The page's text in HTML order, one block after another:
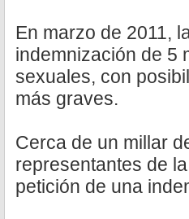
En marzo de 2011,
indemnización de 5
sexuales, con
más graves.
Cerca de un millar
representantes de
petición de una